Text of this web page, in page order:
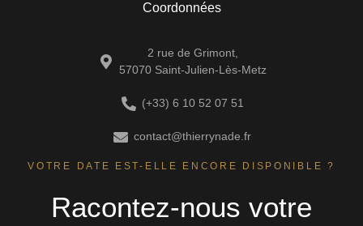
Coordonnées
2 rue de Grimont,
57070 Saint-Julien-Lès-Metz
(+33) 6 10 52 07 51
contact@thierrynade.fr
VOTRE DATE EST-ELLE ENCORE DISPONIBLE ?
Racontez-nous votre